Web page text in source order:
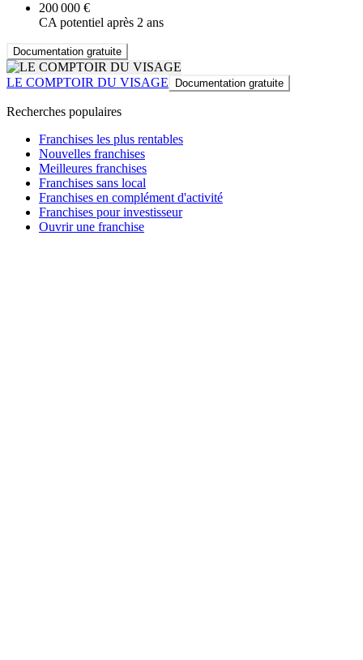
200 000 €
CA potentiel après 2 ans
Documentation gratuite
LE COMPTOIR DU VISAGE Documentation gratuite
Recherches populaires
Franchises les plus rentables
Nouvelles franchises
Meilleures franchises
Franchises sans local
Franchises en complément d'activité
Franchises pour investisseur
Ouvrir une franchise